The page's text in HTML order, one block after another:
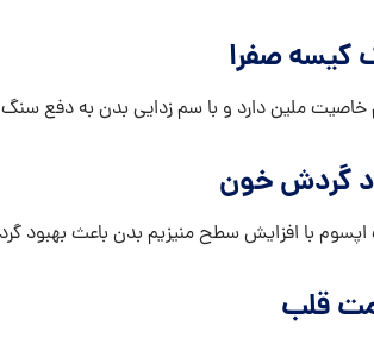
ملین دارد و با سم زدایی بدن به دفع
با افزایش سطح منیزیم بدن باعث